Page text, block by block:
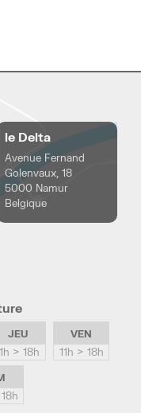
le Delta
Avenue Fernand
Golenvaux, 18
5000 Namur
Belgique
JEU
> 18h
VEN
11h > 18h